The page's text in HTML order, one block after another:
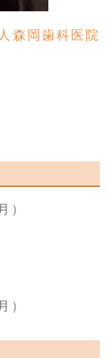
森岡歯科医院
）
）